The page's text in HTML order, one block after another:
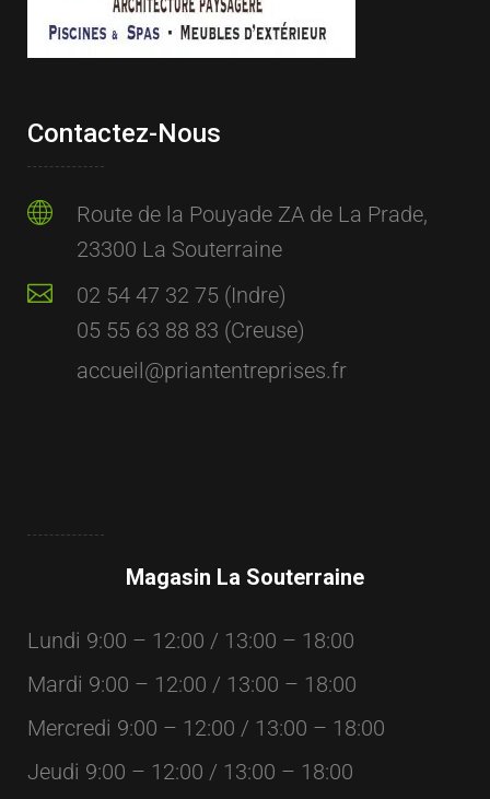
Contactez-Nous
Route de la Pouyade ZA de La Prade,
23300 La Souterraine
02 54 47 32 75 (Indre)
05 55 63 88 83 (Creuse)
accueil@priantentreprises.fr
Magasin La Souterraine
Lundi 9:00 – 12:00 / 13:00 – 18:00
Mardi 9:00 – 12:00 / 13:00 – 18:00
Mercredi 9:00 – 12:00 / 13:00 – 18:00
Jeudi 9:00 – 12:00 / 13:00 – 18:00